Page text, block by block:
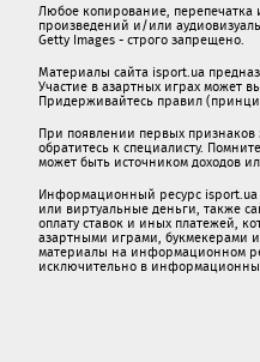
Любое копирование,
произведений и/или
Getty Images - строго запрещено.
Материалы сайта isport.ua
Участие в азартных играх может
Придерживайтесь правил
При появлении первых признаков
обратитесь к специалисту.
может быть источником доходов
Информационный ресурс
или виртуальные деньги, также
oплaту ставок и иных платежей,
азартными игрaми, букмекерами
материалы на информационном
исключительно в